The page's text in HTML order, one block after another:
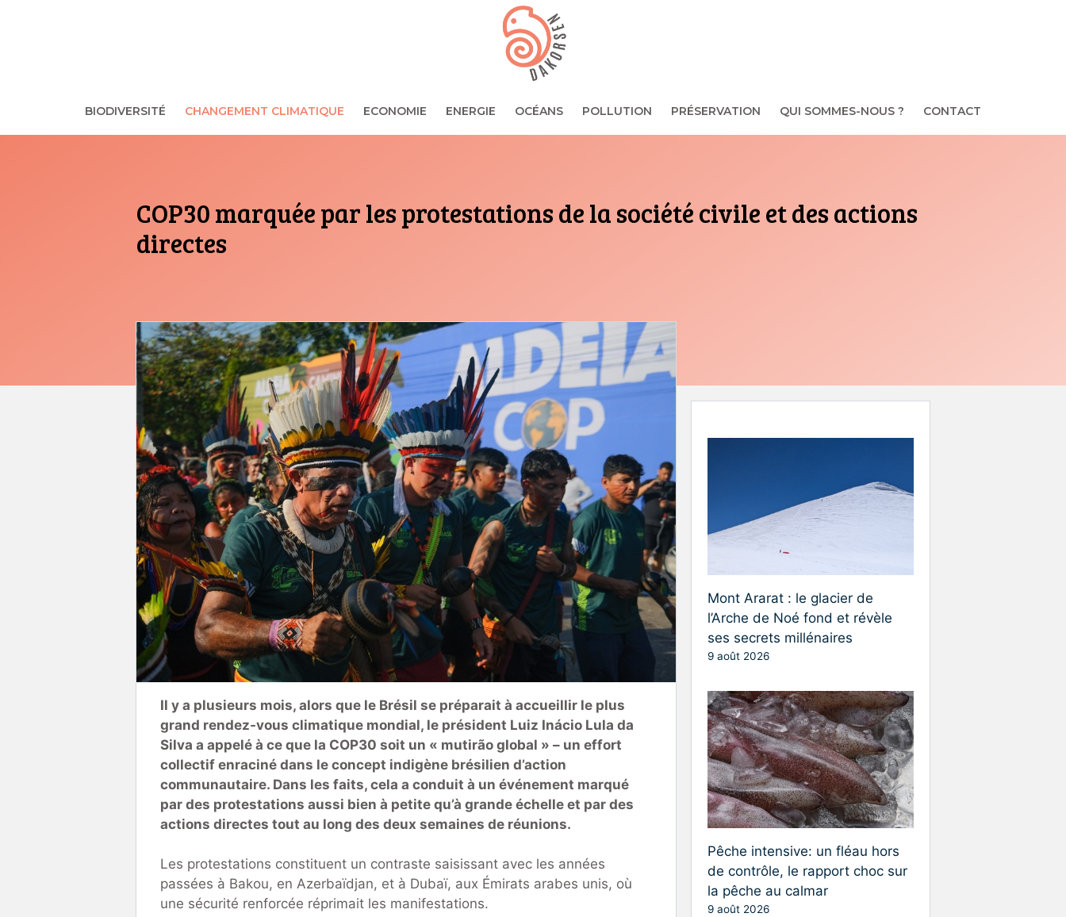
BIODIVERSITÉ CHANGEMENT CLIMATIQUE ECONOMIE ENERGIE OCÉANS POLLUTION PRÉSERVATION QUI SOMMES-NOUS ? CONTACT
COP30 marquée par les protestations de la société civile et des actions
directes
Il y a plusieurs mois, alors que le Brésil se préparait à accueillir le plus
grand rendez-vous climatique mondial, le président Luiz Inácio Lula da
Silva a appelé à ce que la COP30 soit un « mutirão global » – un effort
collectif enraciné dans le concept indigène brésilien d’action
communautaire. Dans les faits, cela a conduit à un événement marqué
par des protestations aussi bien à petite qu’à grande échelle et par des
actions directes tout au long des deux semaines de réunions.
Les protestations constituent un contraste saisissant avec les années
passées à Bakou, en Azerbaïdjan, et à Dubaï, aux Émirats arabes unis, où
une sécurité renforcée réprimait les manifestations.
Mont Ararat : le glacier de
l’Arche de Noé fond et révèle
ses secrets millénaires
9 août 2026
Pêche intensive: un fléau hors
de contrôle, le rapport choc sur
la pêche au calmar
9 août 2026